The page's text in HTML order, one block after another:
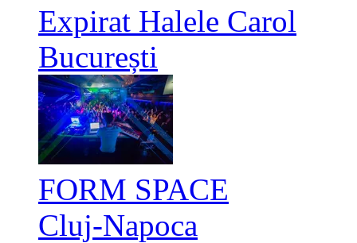
Expirat Halele Carol
București
FORM SPACE
Cluj-Napoca